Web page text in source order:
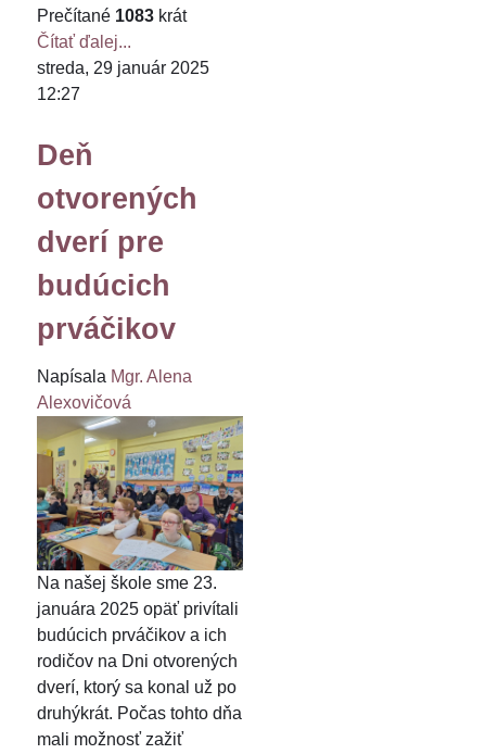
Prečítané 1083 krát
Čítať ďalej...
streda, 29 január 2025
12:27
Deň
otvorených
dverí pre
budúcich
prváčikov
Napísala Mgr. Alena
Alexovičová
Na našej škole sme 23.
januára 2025 opäť privítali
budúcich prváčikov a ich
rodičov na Dni otvorených
dverí, ktorý sa konal už po
druhýkrát. Počas tohto dňa
mali možnosť zažiť